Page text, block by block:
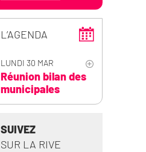
L’AGENDA
LUNDI 30 MAR
Réunion bilan des
municipales
SUIVEZ
SUR LA RIVE